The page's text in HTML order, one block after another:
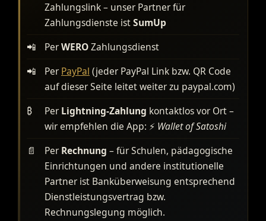
Zahlungslink – unser Partner für
Zahlungsdienste istSumUp
📲
PerWEROZahlungsdienst
📲
Per PayPal (jeder PayPal Link bzw. QR Code
auf dieser Seite leitet weiter zu paypal.com)
₿
Per Lightning-Zahlung kontaktlos vor Ort –
wir empfehlen die App: ⚡️ Wallet of Satoshi
📄
Per Rechnung – für Schulen, pädagogische
Einrichtungen und andere institutionelle
Partner ist Banküberweisung entsprechend
Dienstleistungsvertrag bzw.
Rechnungslegung möglich.